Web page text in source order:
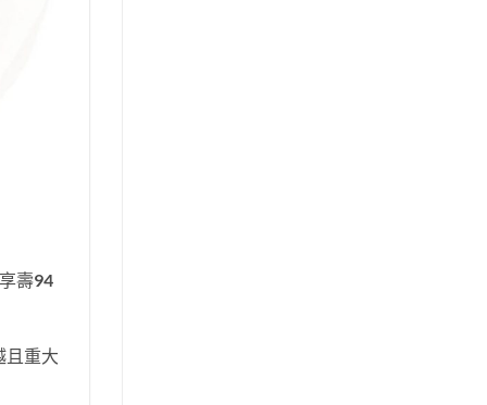
壽94
且重大